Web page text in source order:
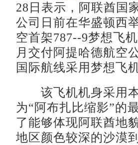
28日表示，阿联酋国
公司日前在华盛顿西
空首架787--9梦想飞
月交付阿提哈德航空
国际航线采用梦想飞
该飞机机身采用本
为“阿布扎比缩影”的
了能够体现阿联酋地
地区颜色较深的沙漠